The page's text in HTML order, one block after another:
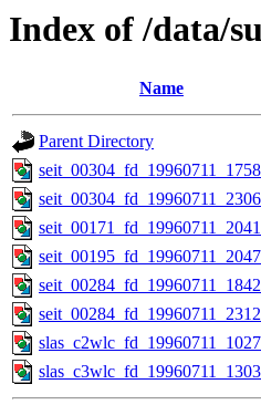
Index of /data/
Name
Parent Directory